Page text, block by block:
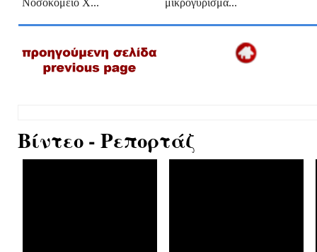
Νοσοκομείο Χ...
μικρογύρισμα...
Βίντεο - Ρεπορτάζ